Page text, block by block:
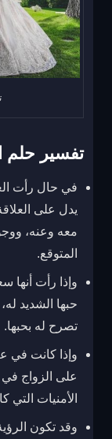
تفسير حلم
في حال رأت
يدل على
معه وعنه،
المتوقع.
وإذا رأت أنها
حبها الشديد
تصرح له بحبها.
وإذا كانت في
على الزواج في
الأمنيات
وقد تكون